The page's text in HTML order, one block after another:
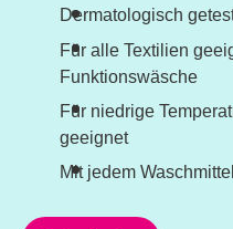
Dermatologisch
Für alle Textilien
Funktionswäsche
Für niedrige
geeignet
Mit jedem